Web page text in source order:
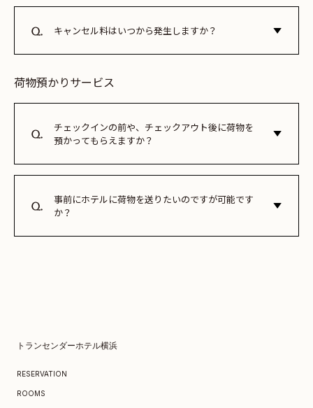
の添い寝不可、大人と同料金となりますので、あらかじめご
までとなります。※小学生のお子様（添い寝）で、食事や館
内施設利用が必要な場合、予約時の料金には含まれておりま
キャンセル料はいつから発生しますか？
ご予約のキャンセルは原則として宿泊日の2日前までは無料
日は80％をそれぞれ請求いたします。またキャンセルのご連
絡がなく不泊の場合は、宿泊料金全額を請求させていただき
ます。なお、15名以上の団体予約に関しては、ご予約の営業
所またはホテルに直接ご確認ください。別途宿泊プランにキ
ください。
荷物預かりサービス
チェックインの前や、チェックアウト後に荷物を
預かってもらえますか？
レセプションにてお預かりしますのでお申し出ください。な
事前にホテルに荷物を送りたいのですが可能です
か？
事前にホテルまでご連絡ください。貴重品、食品、危険物を
トランセンダーホテル横浜
RESERVATION
ROOMS